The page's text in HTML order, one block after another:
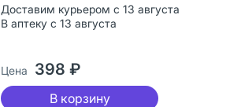
Доставим курьером с 13 августа
В аптеку с 13 августа
Цена 398 ₽
В корзину